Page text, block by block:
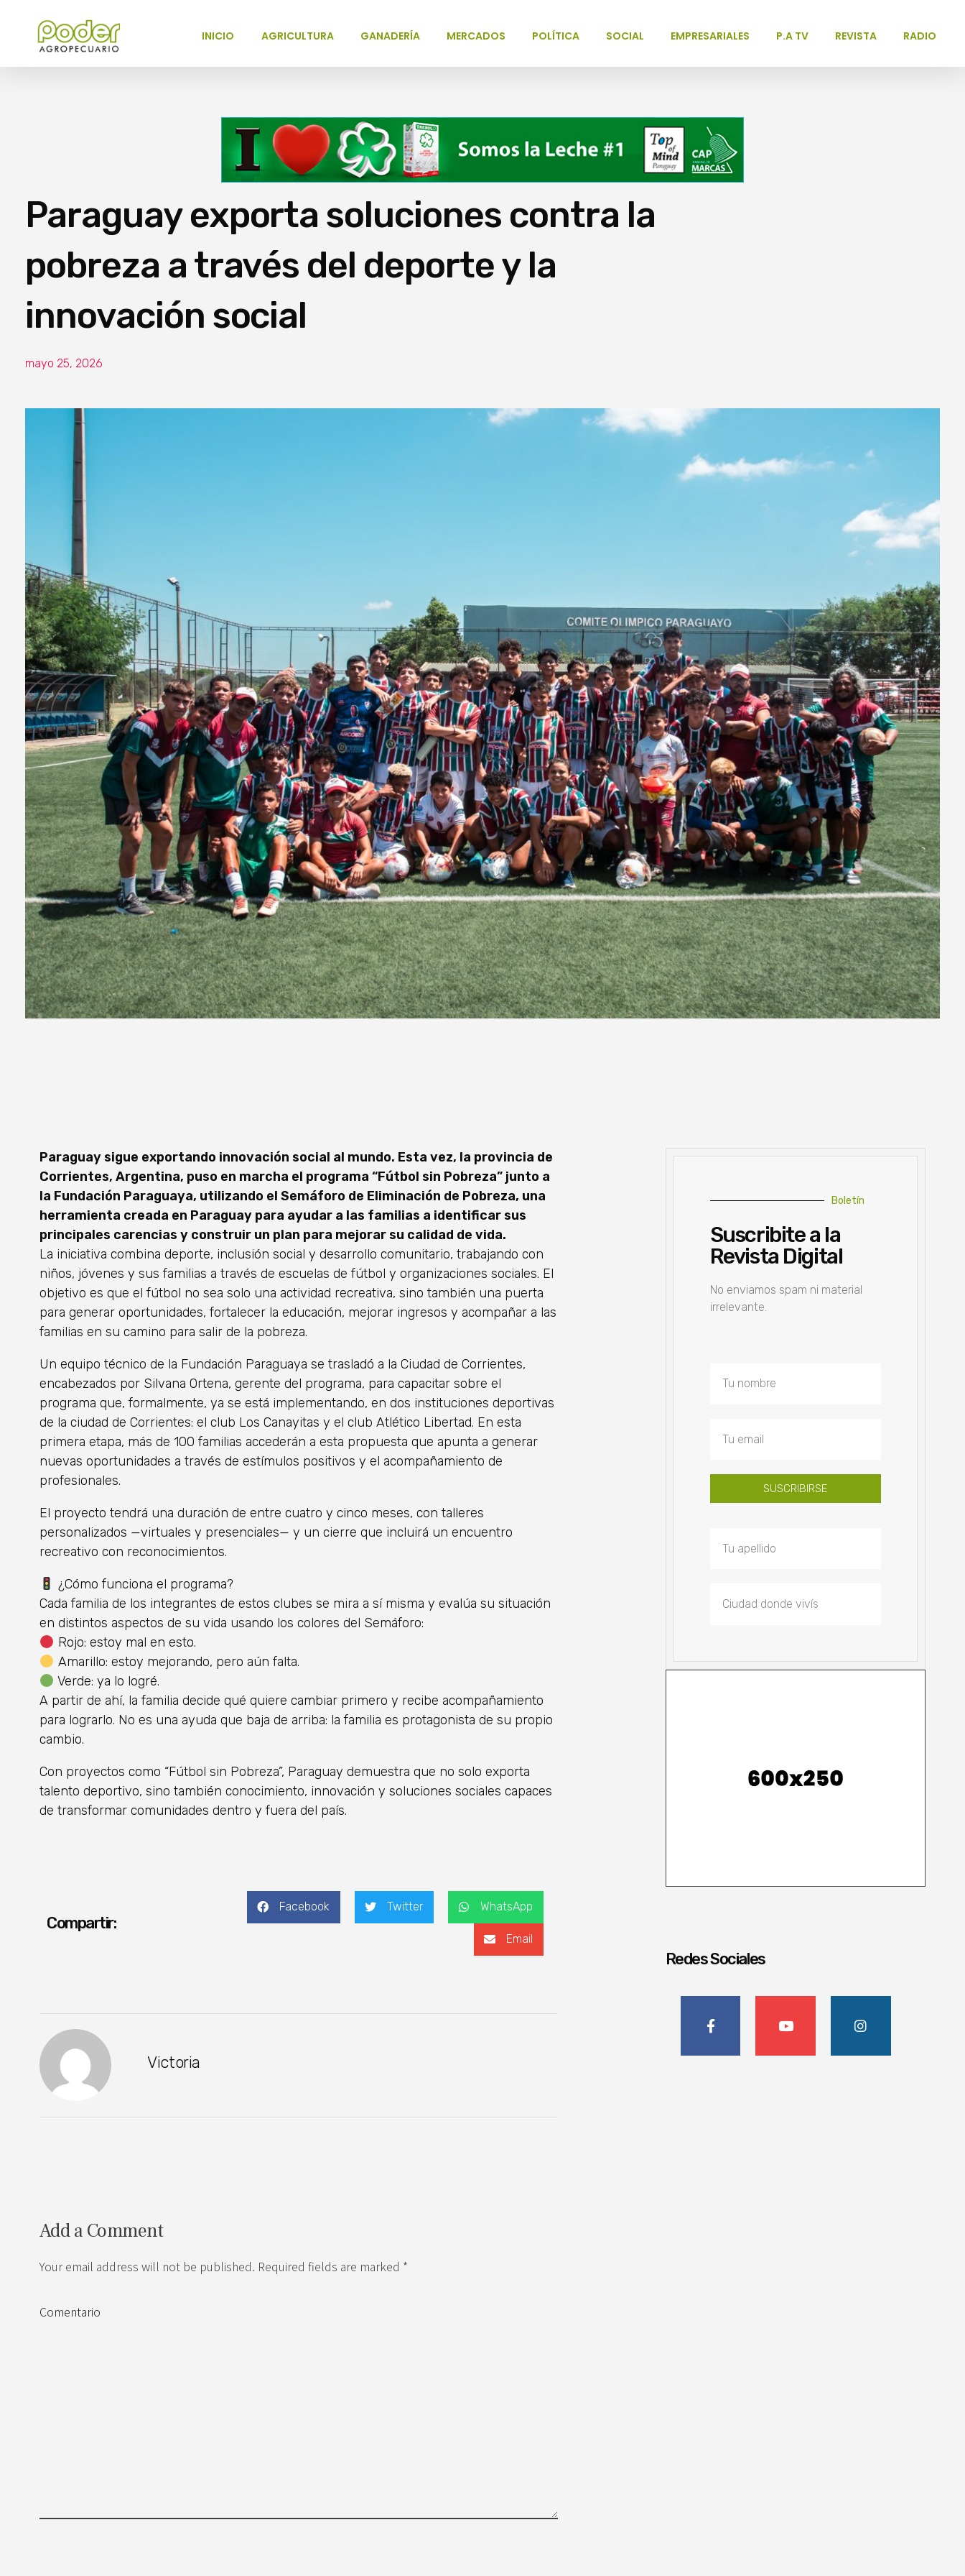
INICIO AGRICULTURA GANADERÍA MERCADOS POLÍTICA SOCIAL EMPRESARIALES P.A TV REVISTA RADIO
Paraguay exporta soluciones contra la
pobreza a través del deporte y la
innovación social
mayo 25, 2026
Paraguay sigue exportando innovación social al mundo. Esta vez, la provincia de
Corrientes, Argentina, puso en marcha el programa “Fútbol sin Pobreza” junto a
la Fundación Paraguaya, utilizando el Semáforo de Eliminación de Pobreza, una
herramienta creada en Paraguay para ayudar a las familias a identificar sus
principales carencias y construir un plan para mejorar su calidad de vida.
La iniciativa combina deporte, inclusión social y desarrollo comunitario, trabajando con
niños, jóvenes y sus familias a través de escuelas de fútbol y organizaciones sociales. El
objetivo es que el fútbol no sea solo una actividad recreativa, sino también una puerta
para generar oportunidades, fortalecer la educación, mejorar ingresos y acompañar a las
familias en su camino para salir de la pobreza.
Un equipo técnico de la Fundación Paraguaya se trasladó a la Ciudad de Corrientes,
encabezados por Silvana Ortena, gerente del programa, para capacitar sobre el
programa que, formalmente, ya se está implementando, en dos instituciones deportivas
de la ciudad de Corrientes: el club Los Canayitas y el club Atlético Libertad. En esta
primera etapa, más de 100 familias accederán a esta propuesta que apunta a generar
nuevas oportunidades a través de estímulos positivos y el acompañamiento de
profesionales.
El proyecto tendrá una duración de entre cuatro y cinco meses, con talleres
personalizados —virtuales y presenciales— y un cierre que incluirá un encuentro
recreativo con reconocimientos.
¿Cómo funciona el programa?
Cada familia de los integrantes de estos clubes se mira a sí misma y evalúa su situación
en distintos aspectos de su vida usando los colores del Semáforo:
Rojo: estoy mal en esto.
Amarillo: estoy mejorando, pero aún falta.
Verde: ya lo logré.
A partir de ahí, la familia decide qué quiere cambiar primero y recibe acompañamiento
para lograrlo. No es una ayuda que baja de arriba: la familia es protagonista de su propio
cambio.
Con proyectos como “Fútbol sin Pobreza”, Paraguay demuestra que no solo exporta
talento deportivo, sino también conocimiento, innovación y soluciones sociales capaces
de transformar comunidades dentro y fuera del país.
Compartir:
Facebook Twitter WhatsApp
Email
Victoria
Add a Comment
Your email address will not be published. Required fields are marked *
Comentario
Boletín
Suscribite a la
Revista Digital
No enviamos spam ni material
irrelevante.
SUSCRIBIRSE
Redes Sociales